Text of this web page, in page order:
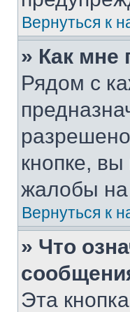
Вернуться к
» Как мне
Рядом с
кнопке,
жалобы
Вернуться к
» Что
Эта